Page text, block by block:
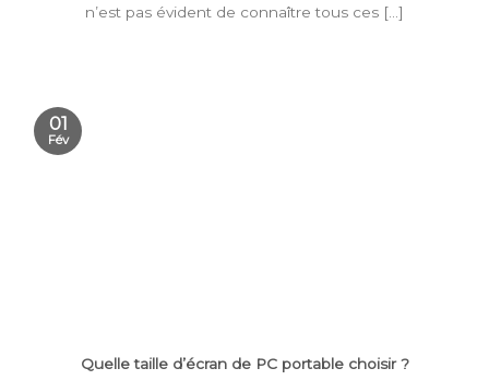
n’est pas évident de connaître tous ces [...]
Quelle taille d’écran de PC portable choisir ?
01
Fév